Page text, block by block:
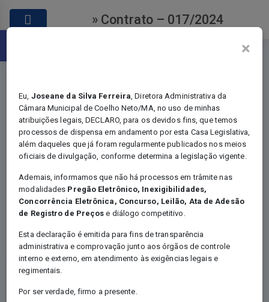
Abrir a barra de ferramentas
» Contrato – 017/2024
Contratos
Você está em:
Home
Certames - Contratos
como Lei de Acesso à Informação - LAI,
×
Eu, Joseane da Silva Ferreira, Diretora Administrativa da
Câmara Municipal de Coelho Neto/MA, no uso de minhas
atribuições legais, DECLARO, para os devidos fins, que temos
processos de dispensa em andamento por esta Casa Legislativa,
além daqueles que já foram regularmente publicados nos meios
oficiais de divulgação, conforme determina a legislação vigente.
Ademais, informamos que não há processos em trâmite nas
modalidades Pregão Eletrônico, Inexigibilidades,
Concorrência Eletrônica, Concurso, Leilão, Ata de Adesão
de Registro de Preços e diálogo competitivo.
Esta declaração é emitida para fins de transparência
administrativa e comprovação junto aos órgãos de controle
interno e externo, em atendimento às exigências legais e
regimentais.
Por ser verdade, firmo a presente.